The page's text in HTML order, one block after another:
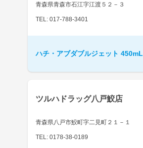
青森県青森市石江字江渡５２－３
TEL: 017-788-3401
ハチ・アブダブルジェット 450mL
ツルハドラッグ八戸鮫店
青森県八戸市鮫町字二見町２１－１
TEL: 0178-38-0189